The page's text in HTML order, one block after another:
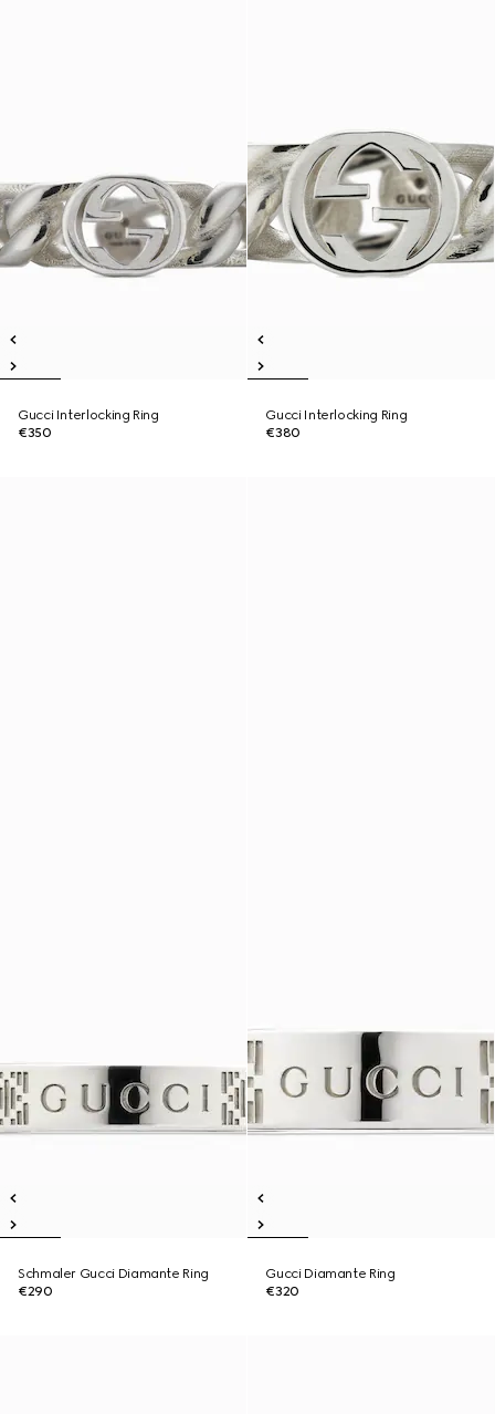
Gucci Interlocking Ring
€350
Gucci Interlocking Ring
€380
Schmaler Gucci Diamante Ring
€290
Gucci Diamante Ring
€320